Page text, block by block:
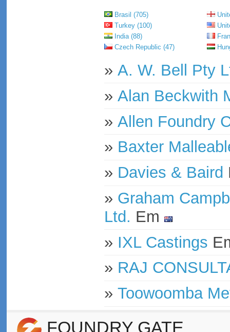
Brasil (705)
Turkey (100)
India (88)
Czech Republic (47)
» A. W. Bell Pty
» Alan Beckwith
» Allen Foundry
» Baxter
» Davies & Baird
» Graham
Ltd. Em
» IXL Castings
» RAJ
» Toowoomba
FOUNDRY GATE